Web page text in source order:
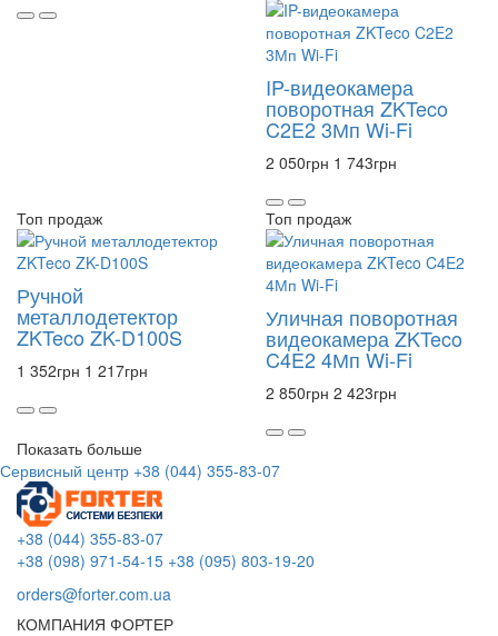
IP-видеокамера
поворотная ZKTeco
C2E2 3Мп Wi-Fi
2 050грн 1 743грн
Топ продаж
Ручной
металлодетектор
ZKTeco ZK-D100S
1 352грн 1 217грн
Топ продаж
Уличная поворотная
видеокамера ZKTeco
C4E2 4Мп Wi-Fi
2 850грн 2 423грн
Показать больше
Сервисный центр +38 (044) 355-83-07
+38 (044) 355-83-07
+38 (098) 971-54-15 +38 (095) 803-19-20
orders@forter.com.ua
КОМПАНИЯ ФОРТЕР